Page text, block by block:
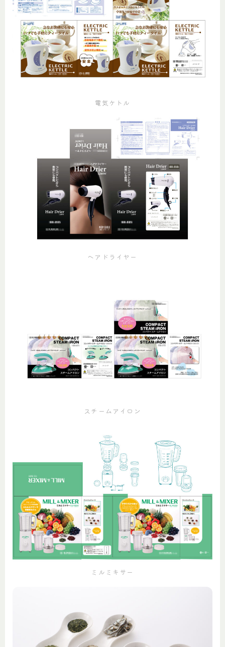
電気ケトル
ヘアドライヤー
スチームアイロン
ミルミキサー